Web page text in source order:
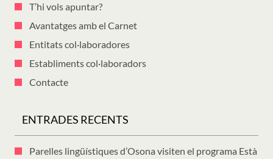
T’hi vols apuntar?
Avantatges amb el Carnet
Entitats col·laboradores
Establiments col·laboradors
Contacte
ENTRADES RECENTS
Parelles lingüístiques d’Osona visiten el programa Està